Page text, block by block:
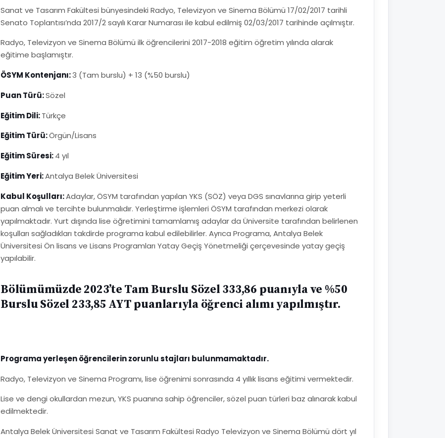
Sanat ve Tasarım Fakültesi bünyesindeki Radyo, Televizyon ve Sinema Bölümü 17/02/2017 tarihli
Senato Toplantısı’nda 2017/2 sayılı Karar Numarası ile kabul edilmiş 02/03/2017 tarihinde açılmıştır.
Radyo, Televizyon ve Sinema Bölümü ilk öğrencilerini 2017-2018 eğitim öğretim yılında alarak
eğitime başlamıştır.
ÖSYM Kontenjanı:3 (Tam burslu) + 13 (%50 burslu)
Puan Türü:Sözel
Eğitim Dili:Türkçe
Eğitim Türü:Örgün/Lisans
Eğitim Süresi:4 yıl
Eğitim Yeri:Antalya Belek Üniversitesi
Kabul Koşulları:Adaylar, ÖSYM tarafından yapılan YKS (SÖZ) veya DGS sınavlarına girip yeterli
puan almalı ve tercihte bulunmalıdır. Yerleştirme işlemleri ÖSYM tarafından merkezi olarak
yapılmaktadır. Yurt dışında lise öğretimini tamamlamış adaylar da Üniversite tarafından belirlenen
koşulları sağladıkları takdirde programa kabul edilebilirler. Ayrıca Programa, Antalya Belek
Üniversitesi Ön lisans ve Lisans Programları Yatay Geçiş Yönetmeliği çerçevesinde yatay geçiş
yapılabilir.
Bölümümüzde 2023’te Tam Burslu Sözel 333,86 puanıyla ve %50
Burslu Sözel 233,85 AYT puanlarıyla öğrenci alımı yapılmıştır.
Programa yerleşen öğrencilerin zorunlu stajları bulunmamaktadır.
Radyo, Televizyon ve Sinema Programı, lise öğrenimi sonrasında 4 yıllık lisans eğitimi vermektedir.
Lise ve dengi okullardan mezun, YKS puanına sahip öğrenciler, sözel puan türleri baz alınarak kabul
edilmektedir.
Antalya Belek Üniversitesi Sanat ve Tasarım Fakültesi Radyo Televizyon ve Sinema Bölümü dört yıl